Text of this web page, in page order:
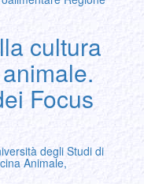
cultura
Focus
degli Studi di
Animale,